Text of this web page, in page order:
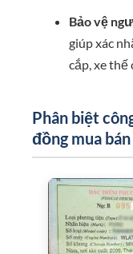
Bảo vệ
giúp xác
cắp, xe thế
Phân biệt
đồng mua